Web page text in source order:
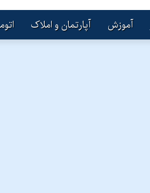
آموزش آپارتمان و املاک